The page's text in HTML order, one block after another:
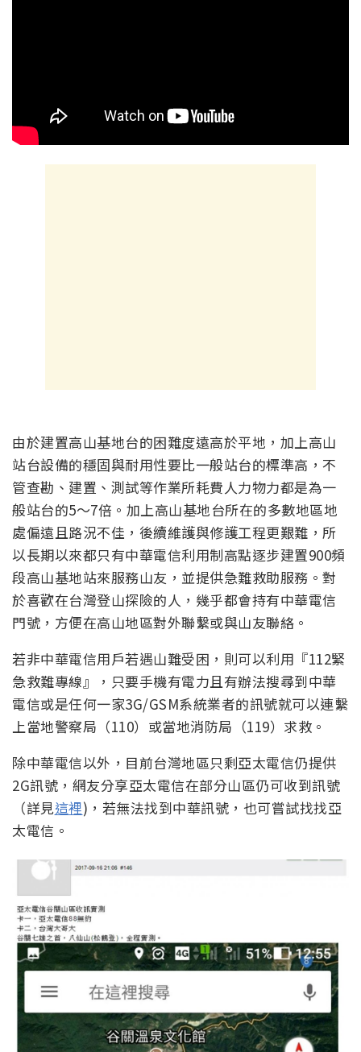
由於建置高山基地台的困難度遠高於平地，加上高山
站台設備的穩固與耐用性要比一般站台的標準高，不
管查勘、建置、測試等作業所耗費人力物力都是為一
般站台的5～7倍。加上高山基地台所在的多數地區地
處偏遠且路況不佳，後續維護與修護工程更艱難，所
以長期以來都只有中華電信利用制高點逐步建置900頻
段高山基地站來服務山友，並提供急難救助服務。對
於喜歡在台灣登山探險的人，幾乎都會持有中華電信
門號，方便在高山地區對外聯繫或與山友聯絡。
若非中華電信用戶若遇山難受困，則可以利用『112緊
急救難專線』，只要手機有電力且有辦法搜尋到中華
電信或是任何一家3G/GSM系統業者的訊號就可以連繫
上當地警察局（110）或當地消防局（119）求救。
除中華電信以外，目前台灣地區只剩亞太電信仍提供
2G訊號，網友分享亞太電信在部分山區仍可收到訊號
（詳見這裡)，若無法找到中華訊號，也可嘗試找找亞
太電信。